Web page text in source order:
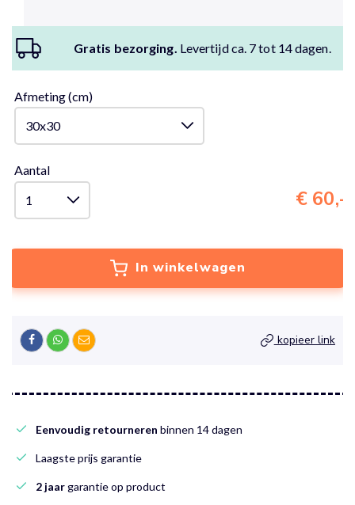
Gratis bezorging. Levertijd ca. 7 tot 14 dagen.
Afmeting (cm)
Aantal
€ 60,-
In winkelwagen
kopieer link
Eenvoudig retourneren binnen 14 dagen
Laagste prijs garantie
2 jaargarantie op product